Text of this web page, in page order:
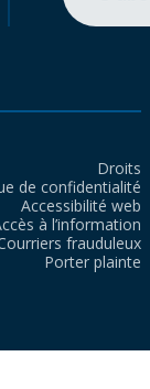
Droits
de confidentialité
Accessibilité web
à l’information
frauduleux
Porter plainte